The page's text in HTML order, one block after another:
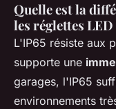
Quelle est la
les réglettes LED
L'IP65 résiste aux
supporte une
garages, l'IP65
environnements